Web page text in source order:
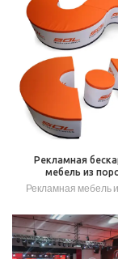
Рекламная
мебель из
Рекламная мебель